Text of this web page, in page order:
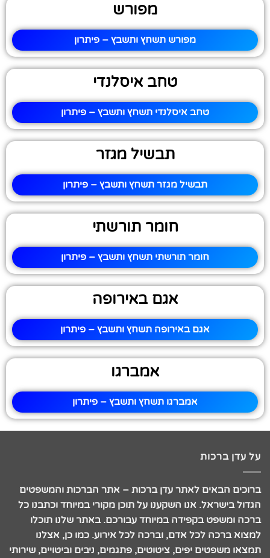
מפורש
מפורש תשחץ ותשבץ – פיתרון
טחב איסלנדי
טחב איסלנדי תשחץ ותשבץ – פיתרון
תבשיל מגזר
תבשיל מגזר תשחץ ותשבץ – פיתרון
חומר תורשתי
חומר תורשתי תשחץ ותשבץ – פיתרון
אגם באירופה
אגם באירופה תשחץ ותשבץ – פיתרון
אמברגו
אמברגו תשחץ ותשבץ – פיתרון
על עדן ברכות
ברוכים הבאים לאתר עדן ברכות – אתר הברכות והמשפטים
הגדול בישראל. אנו השקענו על תוכן מקורי במיוחד וכתבנו כל
ברכה ומשפט בקפידה במיוחד עבורכם. באתר שלנו תוכלו
למצוא ברכה לכל אדם, וברכה לכל אירוע. כמו כן, אצלנו
תמצאו משפטים יפים, ציטוטים, פתגמים, ניבים וביטויים, שירותי